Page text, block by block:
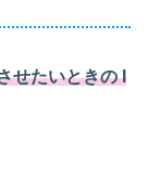
せたいときの I